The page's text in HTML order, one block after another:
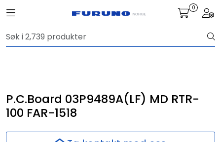
Toggle navigation 0
P.C.Board 03P9489A(LF) MD RTR-
100 FAR-1518
Navigasjon
Fiskeleting